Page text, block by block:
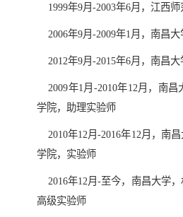
1999年9月-2003年6月 ，江西
2006年9月-2009年1 月，南昌
2012年9月-2015年6月，南昌
2009年1 月 -2010年12月，南昌
学院，助理实验师
2010年12月-2016年12月，南
学院，实验师
2016年12月-至今，南昌大学，
高级实验师